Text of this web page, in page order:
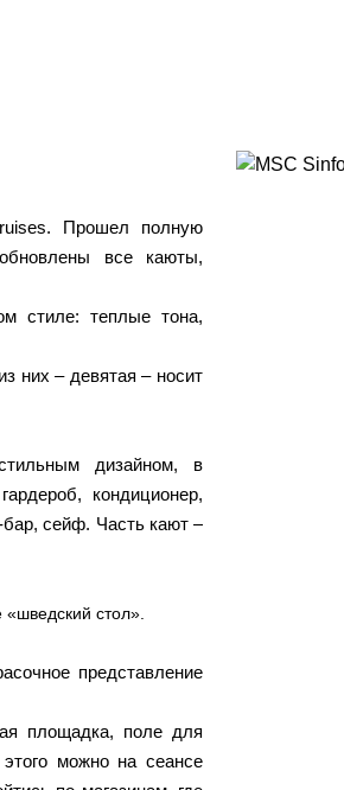
Прошел полную
все каюты,
стиле: теплые тона,
них – девятая – носит
дизайном, в
кондиционер,
сейф. Часть кают –
стол».
представление
площадка, поле для
можно на сеансе